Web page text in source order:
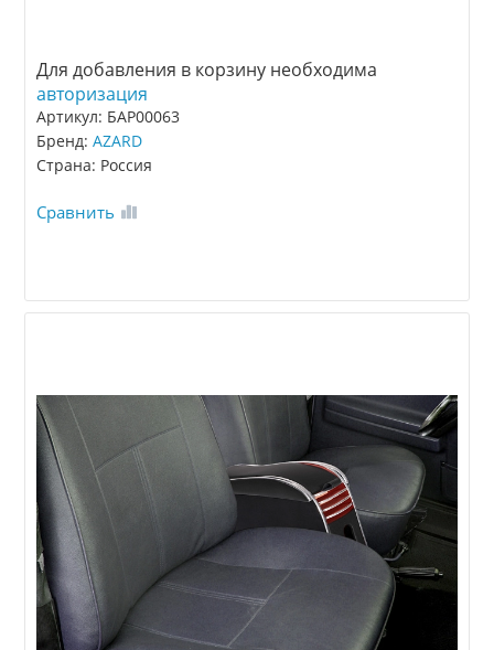
Для добавления в корзину необходима
авторизация
Артикул: БАР00063
Бренд:AZARD
Страна: Россия
Сравнить